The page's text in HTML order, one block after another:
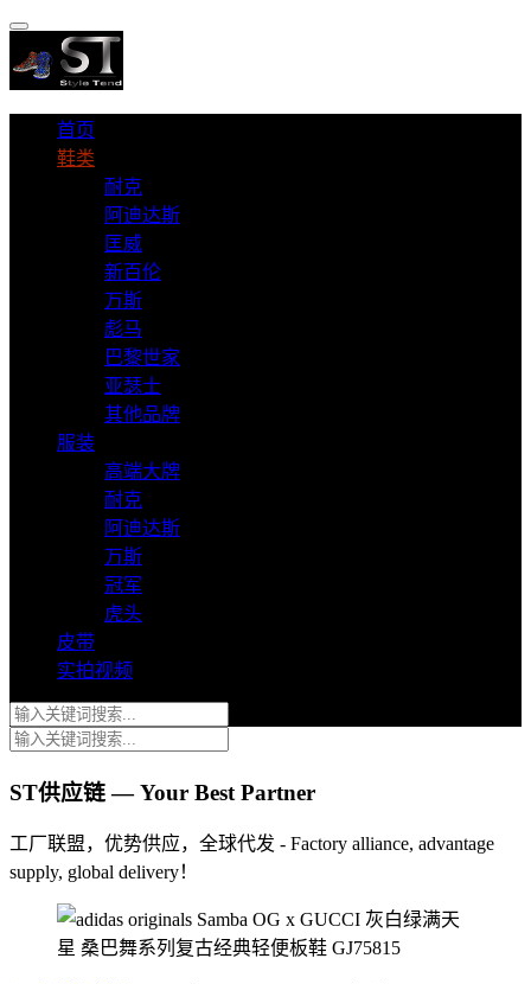
首页
鞋类
耐克
阿迪达斯
匡威
新百伦
万斯
彪马
巴黎世家
亚瑟士
其他品牌
服装
高端大牌
耐克
阿迪达斯
万斯
冠军
虎头
皮带
实拍视频
ST供应链 — Your Best Partner
工厂联盟，优势供应，全球代发 - Factory alliance, advantage
supply, global delivery！